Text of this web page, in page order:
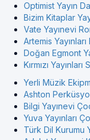
Optimist Yayın
Bizim Kitaplar
Vate Yayınevi
Artemis
Doğan Egmont
Kırmızı
Yerli Müzik
Ashton
Bilgi Yayınevi
Yuva Yayınları
Türk Dil Kurumu